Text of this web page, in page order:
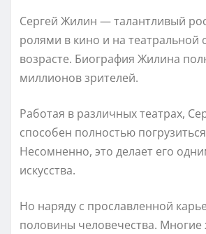
Сергей Жилин — талантливый
ролями в кино и на
возрасте. Биография Жилина
миллионов зрителей.
Работая в различных театрах,
способен полностью
Несомненно, это делает его
искусства.
Но наряду с прославленной
половины человечества.